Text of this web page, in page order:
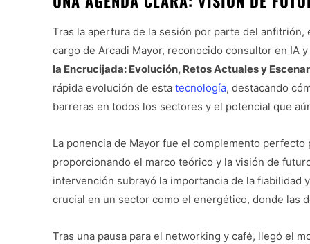
Tras la apertura de la sesión por parte del
cargo de Arcadi Mayor, reconocido consultor en IA
la Encrucijada: Evolución, Retos Actuales y
rápida evolución de esta tecnología, destacando
barreras en todos los sectores y el potencial que
La ponencia de Mayor fue el complemento
proporcionando el marco teórico y la visión de
intervención subrayó la importancia de la fiabilidad
crucial en un sector como el energético, donde las
Tras una pausa para el networking y café, llegó el